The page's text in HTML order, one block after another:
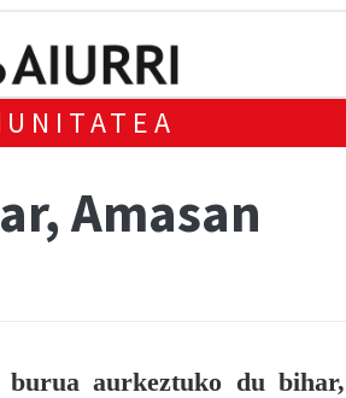
Amasan
burua aurkeztuko du bihar,